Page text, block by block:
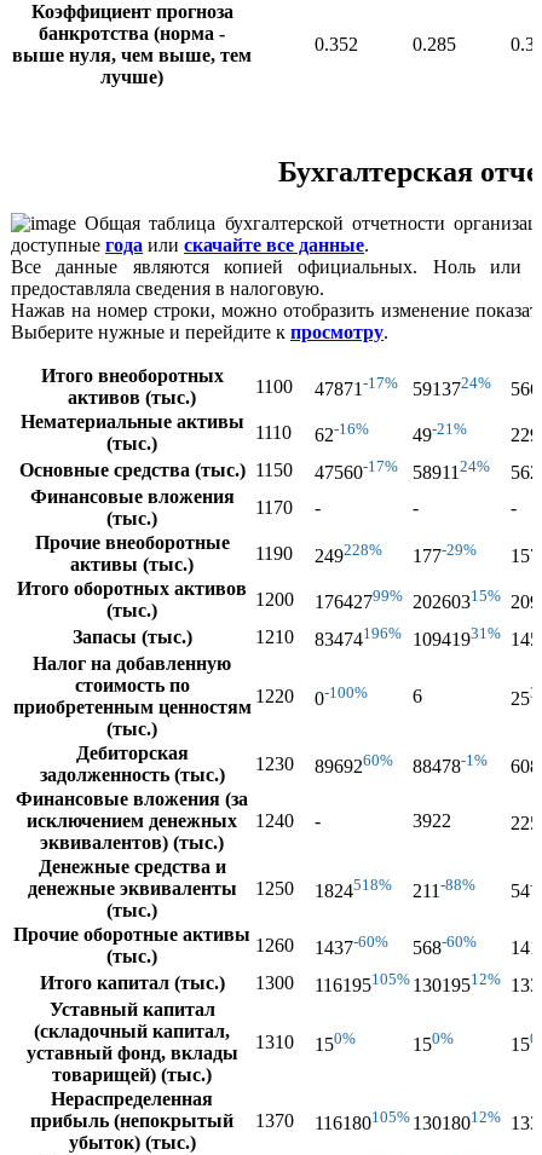
Коэффициент прогноза
банкротства (норма -
выше нуля, чем выше, тем
лучше)
0.352 0.285
Бухгалтерская
Общая таблица бухгалтерской отчетности
доступные года или скачайте все данные.
Все данные являются копией официальных. Ноль или
предоставляла сведения в налоговую.
Нажав на номер строки, можно отобразить изменение
Выберите нужные и перейдите к просмотру.
Итого внеоборотных
активов (тыс.)
1100 47871 -17% 5913724%
Нематериальные активы
(тыс.)
1110 62-16% 49-21% 229
Основные средства (тыс.) 1150 47560-17% 58911 24%
Финансовые вложения
(тыс.)
1170 - -
-
Прочие внеоборотные
активы (тыс.)
1190 249228% 177-29% 157
Итого оборотных активов
(тыс.)
1200 17642799% 20260315%
Запасы (тыс.)
1210 83474196% 10941931%
Налог на добавленную
стоимость по
приобретенным ценностям
(тыс.)
1220 0-100% 6 25
Дебиторская
задолженность (тыс.)
1230 8969260% 88478-1%
Финансовые вложения (за
исключением денежных
эквивалентов) (тыс.)
1240 - 3922
Денежные средства и
денежные эквиваленты
(тыс.)
1250 1824518% 211 -88% 54-
Прочие оборотные активы
(тыс.)
1260 1437-60% 568-60%
Итого капитал (тыс.)
1300 116195105% 13019512%
Уставный капитал
(складочный капитал,
уставный фонд, вклады
товарищей) (тыс.)
1310 150% 150% 15
Нераспределенная
прибыль (непокрытый
убыток) (тыс.)
1370 116180105% 13018012%